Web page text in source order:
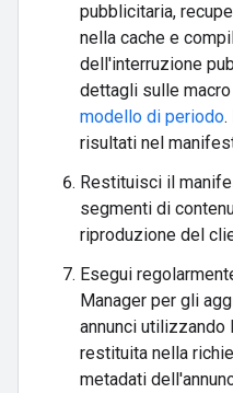
pubblicitaria,
nella cache e
dell'interruzione
dettagli sulle
modello di periodo.
risultati nel
Restituisci il
segmenti di
riproduzione del
Esegui
Manager per gli
annunci
restituita nella
metadati